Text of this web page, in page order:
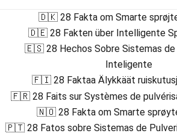
🇩🇰 28 Fakta om Smarte
🇩🇪 28 Fakten über Intelligente
🇪🇸 28 Hechos Sobre Sistemas de
Inteligente
🇫🇮 28 Faktaa Älykkäät
🇫🇷 28 Faits sur Systèmes de
🇳🇴 28 Fakta om Smarte
🇵🇹 28 Fatos sobre Sistemas de